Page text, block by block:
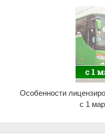
Особенности
с 1